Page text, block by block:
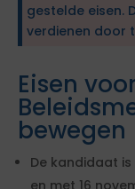
gestelde eisen.
verdienen door
Eisen
bewegen
De kandidaat
en met 16